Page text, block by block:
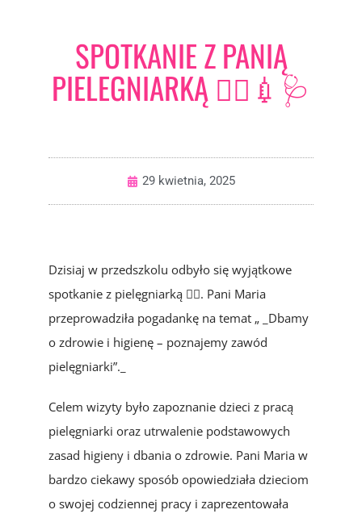
SPOTKANIE Z PANIĄ
PIELEGNIARKĄ 👩‍⚕️💉🩺
29 kwietnia, 2025
Dzisiaj w przedszkolu odbyło się wyjątkowe
spotkanie z pielęgniarką 👩‍⚕️. Pani Maria
przeprowadziła pogadankę na temat „ _Dbamy
o zdrowie i higienę – poznajemy zawód
pielęgniarki”._
Celem wizyty było zapoznanie dzieci z pracą
pielęgniarki oraz utrwalenie podstawowych
zasad higieny i dbania o zdrowie. Pani Maria w
bardzo ciekawy sposób opowiedziała dzieciom
o swojej codziennej pracy i zaprezentowała